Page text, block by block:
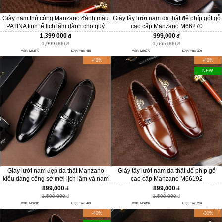
Giày nam thủ công Manzano đánh màu
PATINA tinh tế lịch lãm dành cho quý
ông M63670
1,399,000
1,999,000
MSP: M63670 Lượt mua: 415
Giày tây lười nam da thật đế phíp gót gỗ
cao cấp Manzano M66270
999,000
1,665,000
MSP: M66270 Lượt mua: 399
-40%
Giày lười nam đẹp da thật Manzano
kiểu dáng công sở mới lịch lãm và nam
tính M66686
899,000
1,500,000
MSP: M66686 Lượt mua: 499
-40%
NEW
Giày tây lười nam da thật đế phíp gỗ
cao cấp Manzano M66192
899,000
1,500,000
MSP: M66192 Lượt mua: 236
-40% -30%